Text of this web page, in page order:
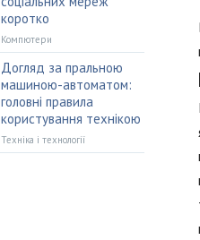
коротко
Компютери
Догляд за пральною
машиною-автоматом:
головні правила
користування технікою
Техніка і технології